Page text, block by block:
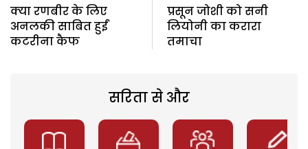
क्या रणबीर के लिए
अनलकी साबित हुईं
कटरीना कैफ
प्रसून जोशी को सनी
लियोनी का करारा
तमाचा
सरिता से और